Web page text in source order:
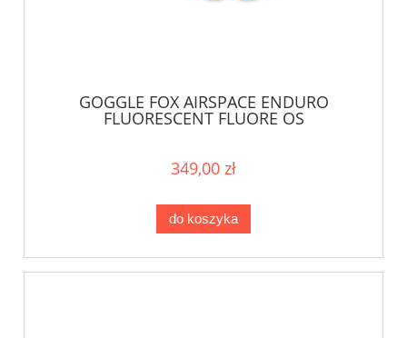
GOGGLE FOX AIRSPACE ENDURO
FLUORESCENT FLUORE OS
349,00 zł
do koszyka